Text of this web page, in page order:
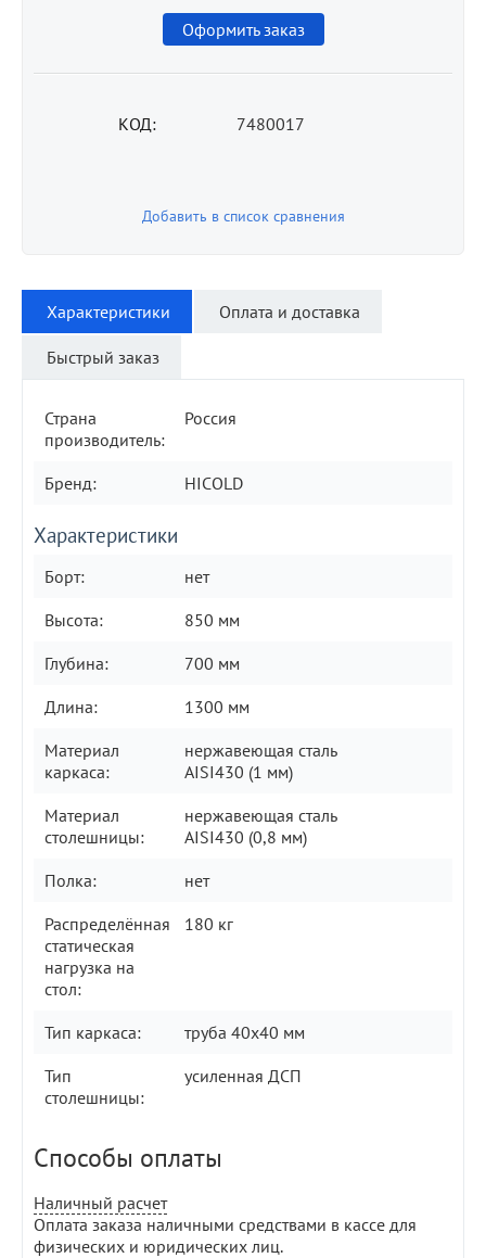
Оформить заказ
КОД: 7480017
Добавить в список сравнения
Характеристики Оплата и доставка
Быстрый заказ
Страна
производитель:
Россия
Бренд: HICOLD
Характеристики
Борт:
нет
Высота:
850 мм
Глубина:
700 мм
Длина:
1300 мм
Материал
каркаса:
нержавеющая сталь
AISI430 (1 мм)
Материал
столешницы:
нержавеющая сталь
AISI430 (0,8 мм)
Полка:
нет
Распределённая
статическая
нагрузка на
стол:
180 кг
Тип каркаса:
труба 40х40 мм
Тип
столешницы:
усиленная ДСП
Способы оплаты
Наличный расчет
Оплата заказа наличными средствами в кассе для
физических и юридических лиц.